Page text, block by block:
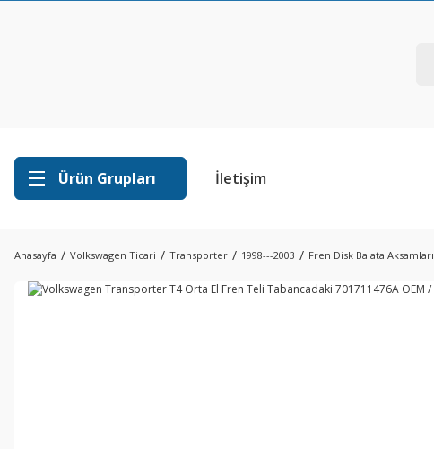
Ürün Grupları İletişim
Anasayfa Volkswagen Ticari Transporter 1998---2003 Fren Disk Balata Aksamları